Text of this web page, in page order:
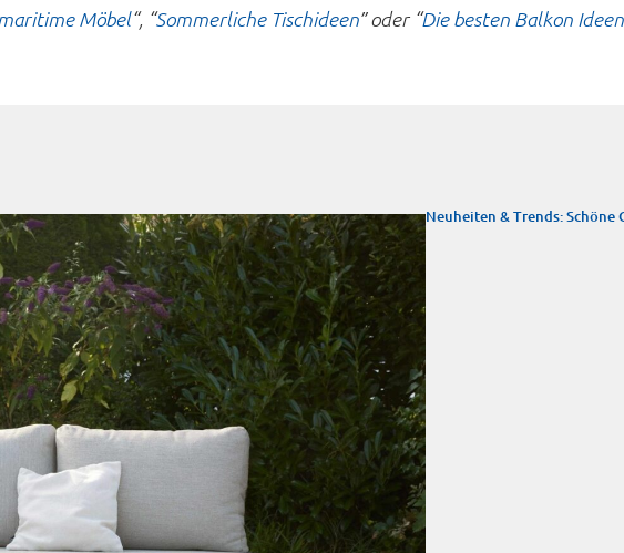
Möbel“, “Sommerliche Tischideen” oder “Die besten Balkon Ideen
Neuheiten & Trends: Schöne